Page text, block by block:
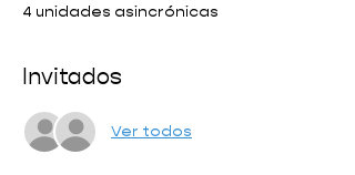
4 unidades asincrónicas
Invitados
Ver todos